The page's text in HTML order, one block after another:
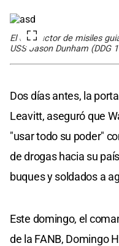
El destructor de misiles
USS Jason Dunham (DDG
Dos días antes, la
Leavitt, aseguró que
"usar todo su poder"
de drogas hacia su
buques y soldados a
Este domingo, el
de la FANB, Domingo